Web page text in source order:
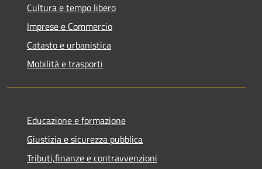
Cultura e tempo libero
Imprese e Commercio
Catasto e urbanistica
Mobilità e trasporti
Educazione e formazione
Giustizia e sicurezza pubblica
Tributi,finanze e contravvenzioni